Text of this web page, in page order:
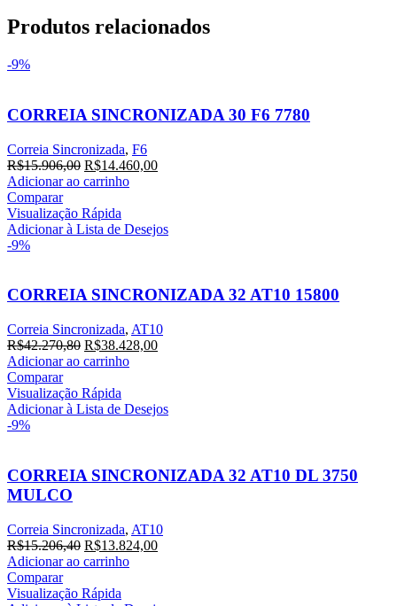
Produtos relacionados
-9%
CORREIA SINCRONIZADA 30 F6 7780
Correia Sincronizada, F6
R$15.906,00 O
preço
era:
R$15.906,00.
R$14.460,00O
R$14.460,00.
Adicionar ao carrinho
Comparar
Visualização Rápida
Adicionar à Lista de Desejos
-9%
CORREIA SINCRONIZADA 32 AT10 15800
Correia Sincronizada, AT10
R$42.270,80 O
preço
era:
R$42.270,80.
R$38.428,00O
R$38.428,00.
Adicionar ao carrinho
Comparar
Visualização Rápida
Adicionar à Lista de Desejos
-9%
CORREIA SINCRONIZADA 32 AT10 DL 3750
MULCO
Correia Sincronizada, AT10
R$15.206,40 O
preço
era:
R$13.824,00O
Adicionar ao carrinho
Comparar
Visualização Rápida